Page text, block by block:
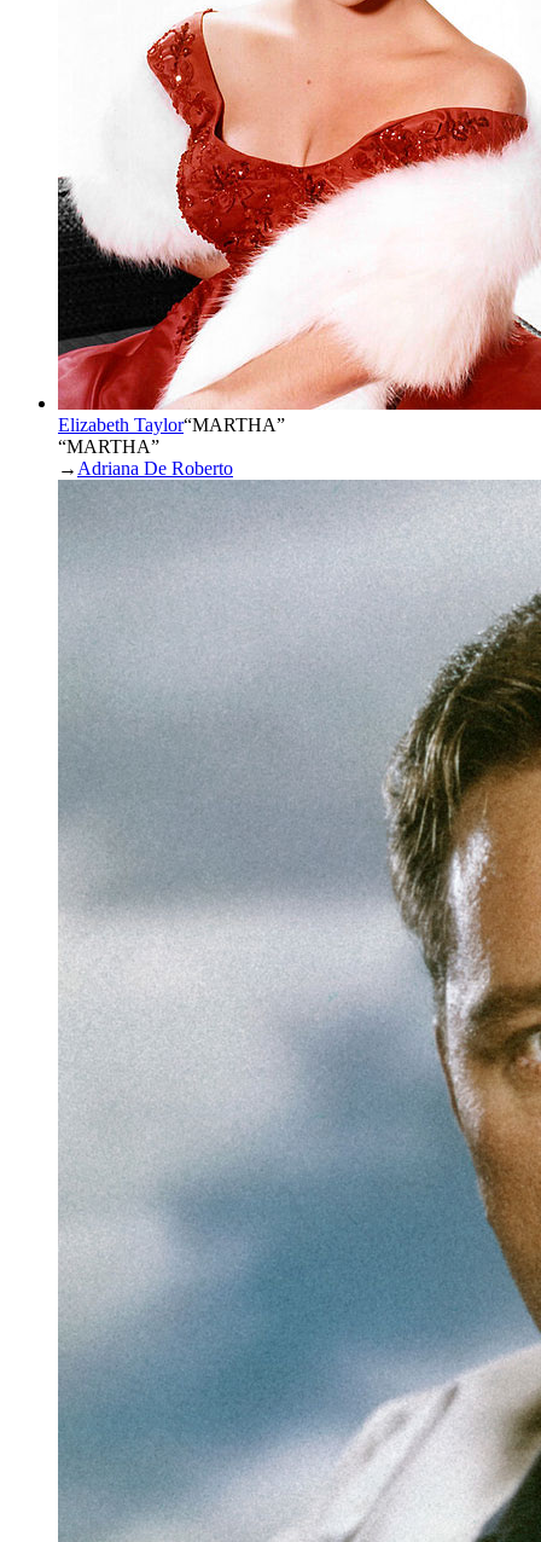
Elizabeth Taylor“MARTHA”
“MARTHA”
→ Adriana De Roberto